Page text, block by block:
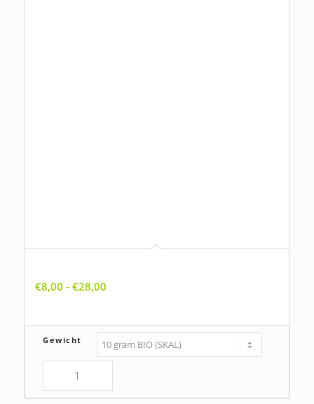
€8,00 - €28,00
€28,00
Gewicht